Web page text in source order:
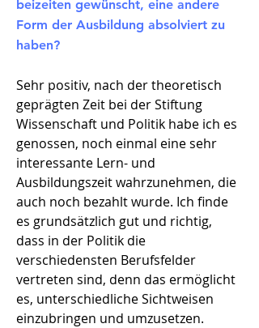
beizeiten gewünscht, eine andere
Form der Ausbildung absolviert zu
haben?
Sehr positiv, nach der theoretisch
geprägten Zeit bei der Stiftung
Wissenschaft und Politik habe ich es
genossen, noch einmal eine sehr
interessante Lern- und
Ausbildungszeit wahrzunehmen, die
auch noch bezahlt wurde. Ich finde
es grundsätzlich gut und richtig,
dass in der Politik die
verschiedensten Berufsfelder
vertreten sind, denn das ermöglicht
es, unterschiedliche Sichtweisen
einzubringen und umzusetzen.